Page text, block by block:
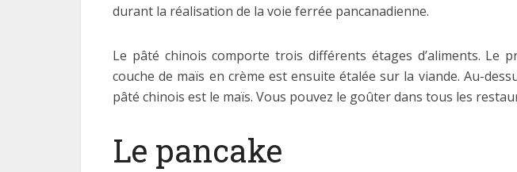
durant la réalisation de la voie ferrée pancanadienne.
Le pâté chinois comporte trois différents étages d’aliments. Le
couche de maïs en crème est ensuite étalée sur la viande. Au-
pâté chinois est le maïs. Vous pouvez le goûter dans tous les
Le pancake